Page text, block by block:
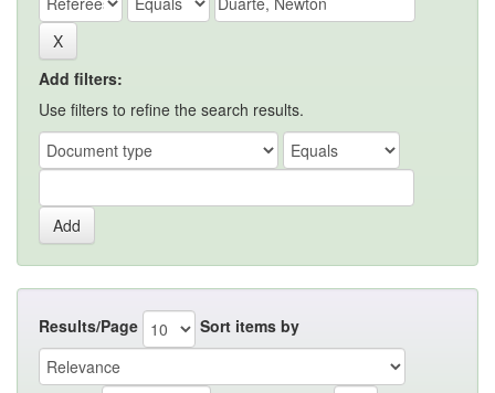
Add filters:
Use filters to refine the search results.
Results/Page Sort items by